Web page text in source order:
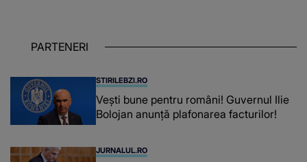
chiar și după trecerea anilor: "De
PARTENERI
STIRILEBZI.RO
Vești bune pentru români! Guvernul Ilie
Bolojan anunță plafonarea facturilor!
JURNALUL.RO